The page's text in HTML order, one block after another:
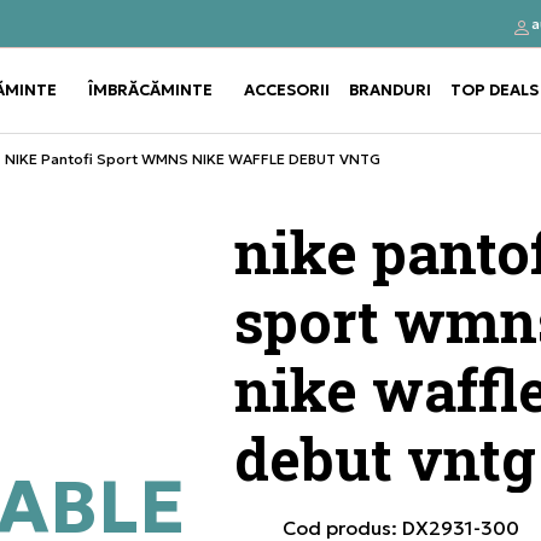
Use shift+Enter to open or close
ÎMBRĂCĂMINTE Use shift+Enter to open or close
ACCESORII BRANDURI TOP DEALS
NIKE Pantofi Sport WMNS NIKE WAFFLE DEBUT VNTG
nike
sport
nike
debut vntg
Cod produs: DX2931-300